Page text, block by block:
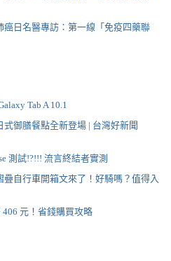
日名醫專訪：第一線「免疫四藥聯
Tab A 10.1
御膳餐點全新登場 | 台灣好新聞
測試!?!!! 流言終結者實測
自行車開箱文來了！好騎嗎？值得入
406 元！省錢購買攻略